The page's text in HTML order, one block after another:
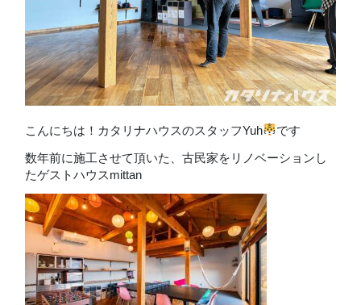
こんにちは！カタリナハウスのスタッフYuh
です
数年前に施工させて頂いた、古民家をリノベーションし
たゲストハウスmittan